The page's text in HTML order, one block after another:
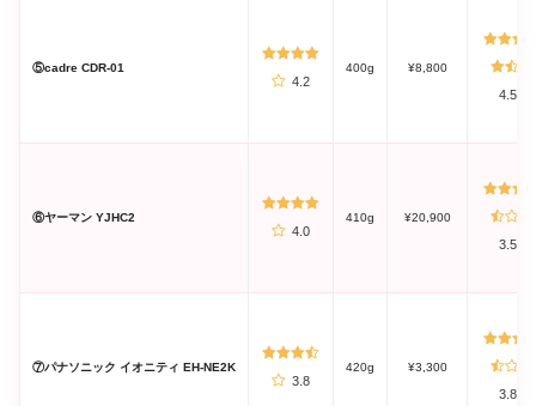
⑤cadre CDR-01
4.2
400g ¥8,800
4.5
⑥ヤーマン YJHC2
4.0
410g ¥20,900
3.5
⑦パナソニック イオニティ EH-NE2K
3.8
420g ¥3,300
3.8